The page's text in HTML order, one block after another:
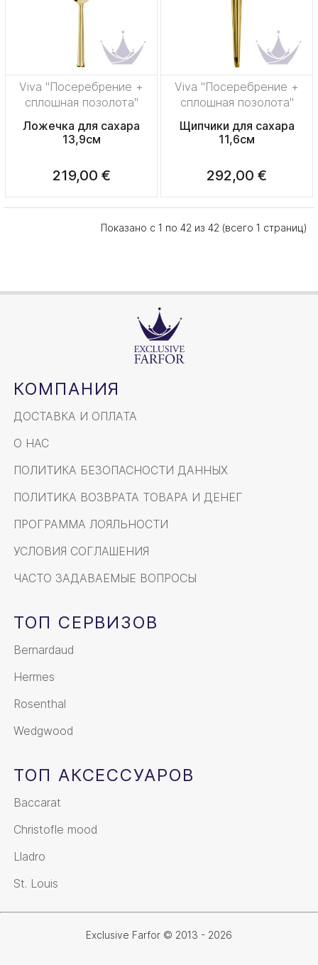
Viva "Посеребрение +
сплошная позолота"
Ложечка для сахара
13,9см
219,00 €
Viva "Посеребрение +
сплошная позолота"
Щипчики для сахара
11,6см
292,00 €
Показано с 1 по 42 из 42 (всего 1 страниц)
КОМПАНИЯ
ДОСТАВКА И ОПЛАТА
О НАС
ПОЛИТИКА БЕЗОПАСНОСТИ ДАННЫХ
ПОЛИТИКА ВОЗВРАТА ТОВАРА И ДЕНЕГ
ПРОГРАММА ЛОЯЛЬНОСТИ
УСЛОВИЯ СОГЛАШЕНИЯ
ЧАСТО ЗАДАВАЕМЫЕ ВОПРОСЫ
ТОП СЕРВИЗОВ
Bernardaud
Hermes
Rosenthal
Wedgwood
ТОП АКСЕССУАРОВ
Baccarat
Christofle mood
Lladro
St. Louis
Exclusive Farfor © 2013 - 2026